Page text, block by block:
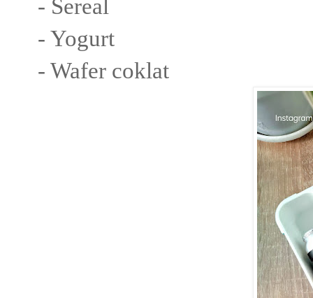
- Sereal
- Yogurt
- Wafer coklat